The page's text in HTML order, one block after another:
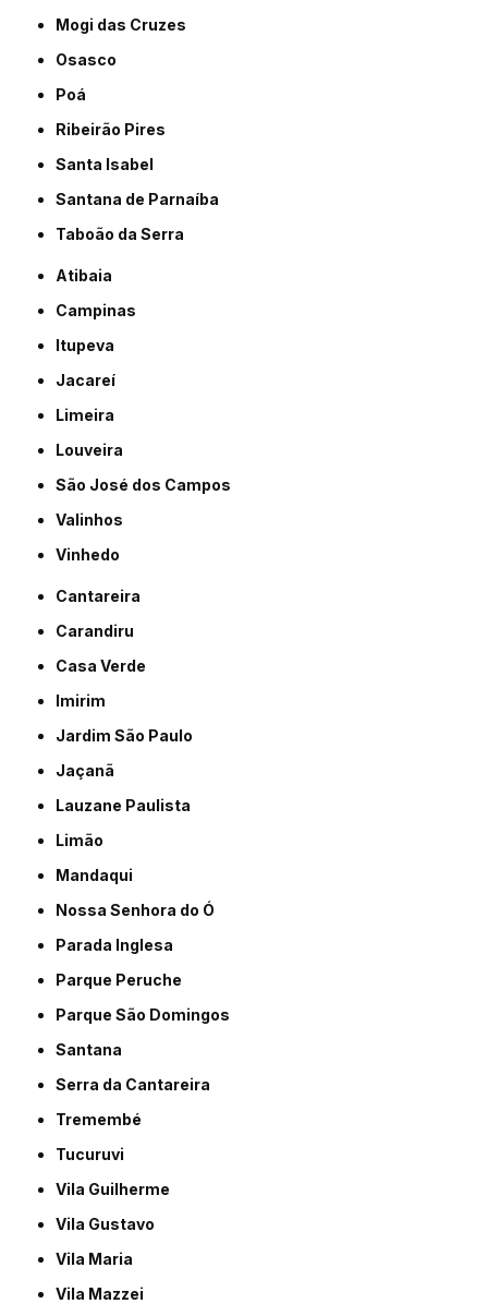
Mogi das Cruzes
Osasco
Poá
Ribeirão Pires
Santa Isabel
Santana de Parnaíba
Taboão da Serra
Atibaia
Campinas
Itupeva
Jacareí
Limeira
Louveira
São José dos Campos
Valinhos
Vinhedo
Cantareira
Carandiru
Casa Verde
Imirim
Jardim São Paulo
Jaçanã
Lauzane Paulista
Limão
Mandaqui
Nossa Senhora do Ó
Parada Inglesa
Parque Peruche
Parque São Domingos
Santana
Serra da Cantareira
Tremembé
Tucuruvi
Vila Guilherme
Vila Gustavo
Vila Maria
Vila Mazzei